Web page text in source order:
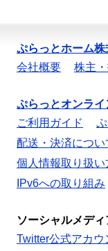
ぷらっとホーム株
会社概要
株主
ぷらっとオンライ
ご利用ガイド
配送・決済につい
個人情報取り扱い
IPv6への取り組み
ソーシャルメディ
Twitter公式アカウ